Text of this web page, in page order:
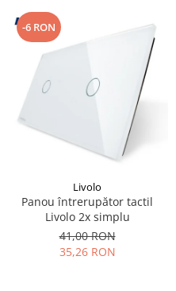
-6 RON
Livolo
Panou întrerupător tactil
Livolo 2x simplu
41,00 RON
35,26 RON